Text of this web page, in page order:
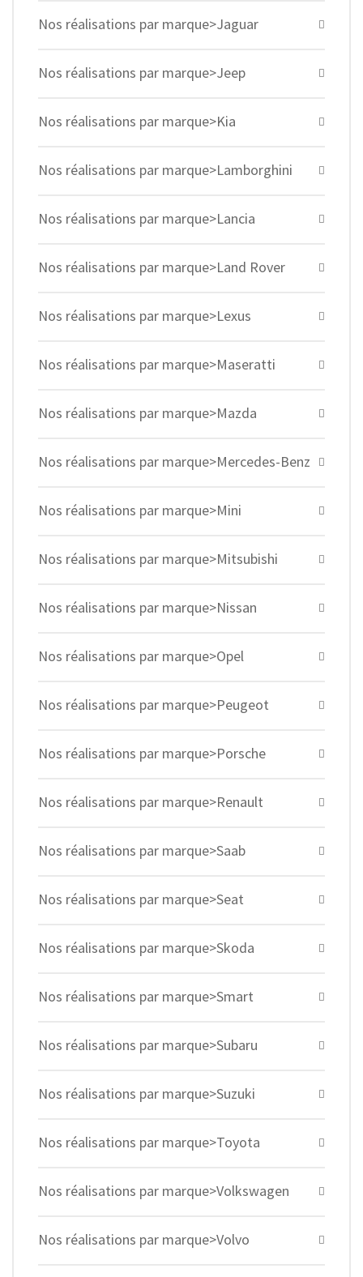
Nos réalisations par marque>Jaguar
Nos réalisations par marque>Jeep
Nos réalisations par marque>Kia
Nos réalisations par marque>Lamborghini
Nos réalisations par marque>Lancia
Nos réalisations par marque>Land Rover
Nos réalisations par marque>Lexus
Nos réalisations par marque>Maseratti
Nos réalisations par marque>Mazda
Nos réalisations par marque>Mercedes-Benz
Nos réalisations par marque>Mini
Nos réalisations par marque>Mitsubishi
Nos réalisations par marque>Nissan
Nos réalisations par marque>Opel
Nos réalisations par marque>Peugeot
Nos réalisations par marque>Porsche
Nos réalisations par marque>Renault
Nos réalisations par marque>Saab
Nos réalisations par marque>Seat
Nos réalisations par marque>Skoda
Nos réalisations par marque>Smart
Nos réalisations par marque>Subaru
Nos réalisations par marque>Suzuki
Nos réalisations par marque>Toyota
Nos réalisations par marque>Volkswagen
Nos réalisations par marque>Volvo